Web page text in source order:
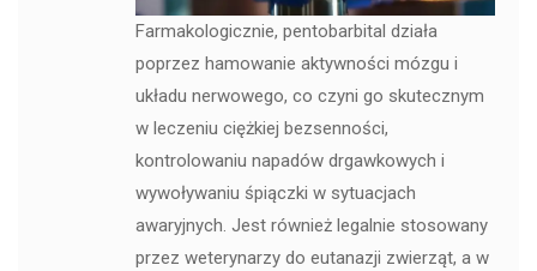
Farmakologicznie, pentobarbital działa
poprzez hamowanie aktywności mózgu i
układu nerwowego, co czyni go skutecznym
w leczeniu ciężkiej bezsenności,
kontrolowaniu napadów drgawkowych i
wywoływaniu śpiączki w sytuacjach
awaryjnych. Jest również legalnie stosowany
przez weterynarzy do eutanazji zwierząt, a w